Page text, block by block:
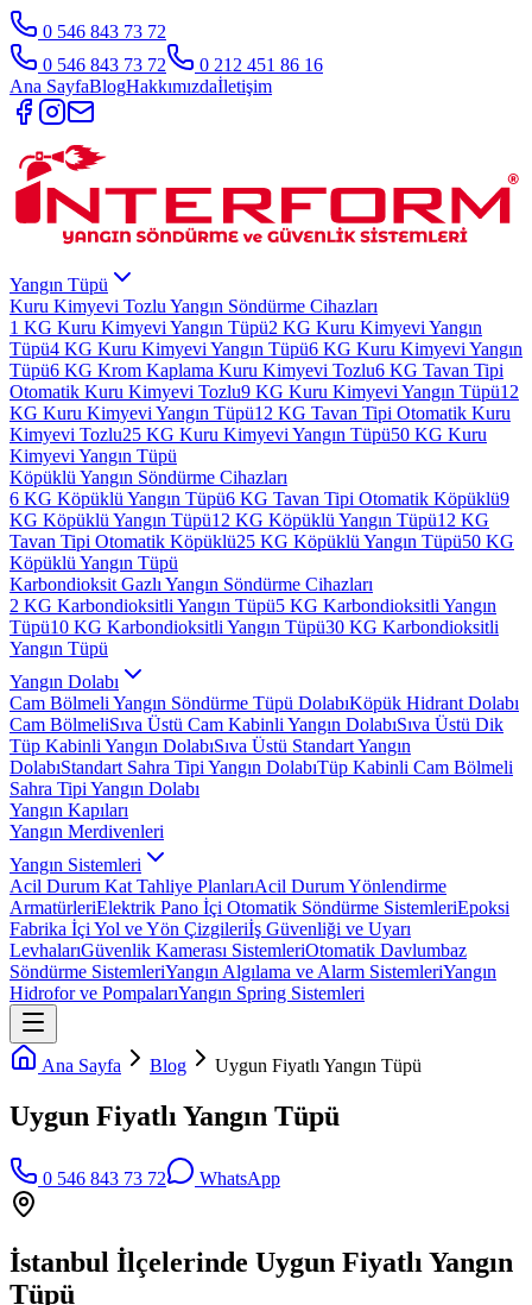
0 546 843 73 72
0 546 843 73 72
0 212 451 86 16
Ana SayfaBlogHakkımızdaİletişim
Yangın Tüpü
Kuru Kimyevi Tozlu Yangın Söndürme Cihazları
1 KG Kuru Kimyevi Yangın Tüpü2 KG Kuru Kimyevi Yangın
Tüpü4 KG Kuru Kimyevi Yangın Tüpü6 KG Kuru Kimyevi Yangın
Tüpü6 KG Krom Kaplama Kuru Kimyevi Tozlu6 KG Tavan Tipi
Otomatik Kuru Kimyevi Tozlu9 KG Kuru Kimyevi Yangın Tüpü12
KG Kuru Kimyevi Yangın Tüpü12 KG Tavan Tipi Otomatik Kuru
Kimyevi Tozlu25 KG Kuru Kimyevi Yangın Tüpü50 KG Kuru
Kimyevi Yangın Tüpü
Köpüklü Yangın Söndürme Cihazları
6 KG Köpüklü Yangın Tüpü6 KG Tavan Tipi Otomatik Köpüklü9
KG Köpüklü Yangın Tüpü12 KG Köpüklü Yangın Tüpü12 KG
Tavan Tipi Otomatik Köpüklü25 KG Köpüklü Yangın Tüpü50 KG
Köpüklü Yangın Tüpü
Karbondioksit Gazlı Yangın Söndürme Cihazları
2 KG Karbondioksitli Yangın Tüpü5 KG Karbondioksitli Yangın
Tüpü10 KG Karbondioksitli Yangın Tüpü30 KG Karbondioksitli
Yangın Tüpü
Yangın Dolabı
Cam Bölmeli Yangın Söndürme Tüpü DolabıKöpük Hidrant Dolabı
Cam BölmeliSıva Üstü Cam Kabinli Yangın DolabıSıva Üstü Dik
Tüp Kabinli Yangın DolabıSıva Üstü Standart Yangın
DolabıStandart Sahra Tipi Yangın DolabıTüp Kabinli Cam Bölmeli
Sahra Tipi Yangın Dolabı
Yangın Kapıları
Yangın Merdivenleri
Yangın Sistemleri
Acil Durum Kat Tahliye PlanlarıAcil Durum Yönlendirme
ArmatürleriElektrik Pano İçi Otomatik Söndürme SistemleriEpoksi
Fabrika İçi Yol ve Yön Çizgileriİş Güvenliği ve Uyarı
LevhalarıGüvenlik Kamerası SistemleriOtomatik Davlumbaz
Söndürme SistemleriYangın Algılama ve Alarm SistemleriYangın
Hidrofor ve PompalarıYangın Spring Sistemleri
Ana Sayfa Blog Uygun Fiyatlı Yangın Tüpü
Uygun Fiyatlı Yangın Tüpü
0 546 843 73 72 WhatsApp
İstanbul İlçelerinde Uygun Fiyatlı Yangın
Tüpü